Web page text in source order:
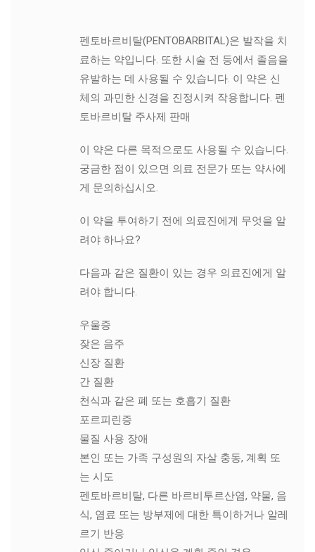
펜토바르비탈(PENTOBARBITAL)은 발작을 치
료하는 약입니다. 또한 시술 전 등에서 졸음을
유발하는 데 사용될 수 있습니다. 이 약은 신
체의 과민한 신경을 진정시켜 작용합니다. 펜
토바르비탈 주사제 판매
이 약은 다른 목적으로도 사용될 수 있습니다.
궁금한 점이 있으면 의료 전문가 또는 약사에
게 문의하십시오.
이 약을 투여하기 전에 의료진에게 무엇을 알
려야 하나요?
다음과 같은 질환이 있는 경우 의료진에게 알
려야 합니다.
우울증
잦은 음주
신장 질환
간 질환
천식과 같은 폐 또는 호흡기 질환
포르피린증
물질 사용 장애
본인 또는 가족 구성원의 자살 충동, 계획 또
는 시도
펜토바르비탈, 다른 바르비투르산염, 약물, 음
식, 염료 또는 방부제에 대한 특이하거나 알레
르기 반응